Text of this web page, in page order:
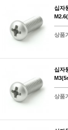
십자
상품
십자
상품